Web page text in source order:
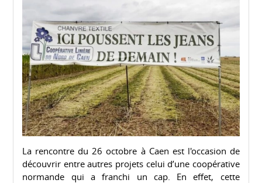
La rencontre du 26 octobre à Caen est l'occasion de
découvrir entre autres projets celui d’une coopérative
normande qui a franchi un cap. En effet, cette